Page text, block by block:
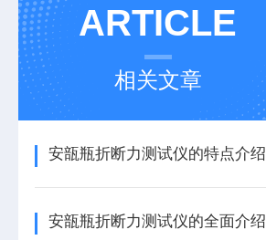
ARTICLE
相关文章
安瓿瓶折断力测试仪的特点介绍
安瓿瓶折断力测试仪的全面介绍